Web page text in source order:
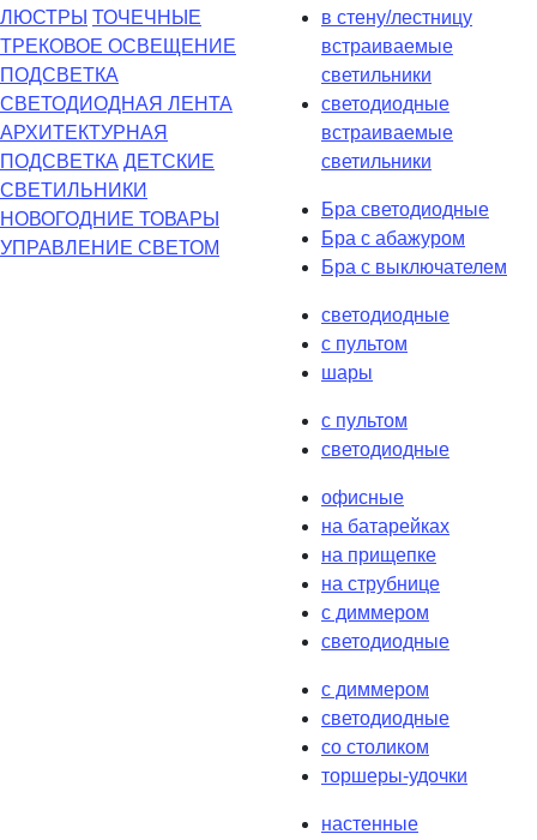
ЛЮСТРЫ ТОЧЕЧНЫЕ
ТРЕКОВОЕ ОСВЕЩЕНИЕ
ПОДСВЕТКА
СВЕТОДИОДНАЯ ЛЕНТА
АРХИТЕКТУРНАЯ
ПОДСВЕТКА ДЕТСКИЕ
СВЕТИЛЬНИКИ
НОВОГОДНИЕ ТОВАРЫ
УПРАВЛЕНИЕ СВЕТОМ
в стену/лестницу
встраиваемые
светильники
светодиодные
встраиваемые
светильники
Бра светодиодные
Бра с абажуром
Бра с выключателем
светодиодные
с пультом
шары
с пультом
светодиодные
офисные
на батарейках
на прищепке
на струбнице
с диммером
светодиодные
с диммером
светодиодные
со столиком
торшеры-удочки
настенные